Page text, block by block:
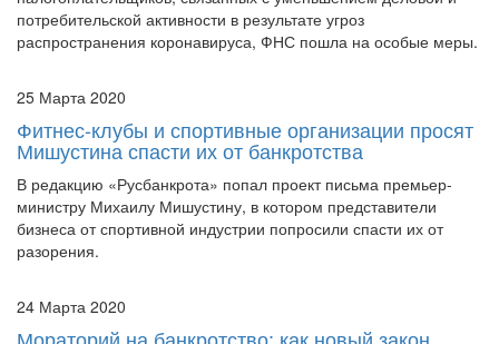
налогоплательщиков, связанных с уменьшением деловой и
потребительской активности в результате угроз
Фитнес-клубы и спортивные организации просят
Мишустина спасти их от банкротства
В редакцию «Русбанкрота» попал проект письма премьер-
министру Михаилу Мишустину, в котором представители
бизнеса от спортивной индустрии попросили спасти их от
24 Марта 2020